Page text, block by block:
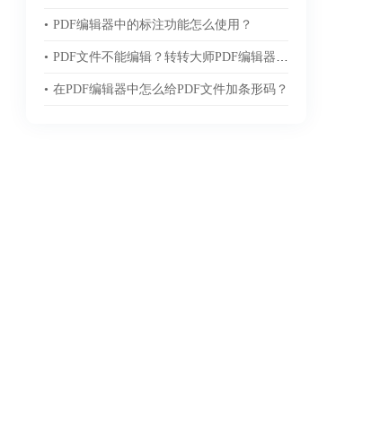
• PDF编辑器中的标注功能怎么使用？
• PDF文件不能编辑？转转大师PDF编辑器帮你搞定
• 在PDF编辑器中怎么给PDF文件加条形码？